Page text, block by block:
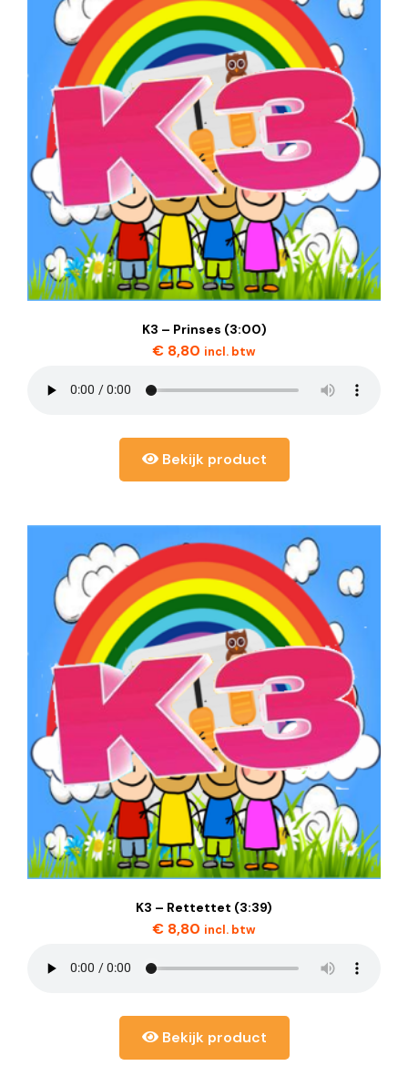
K3 – Prinses (3:00)
€ 8,80 incl. btw
Bekijk product
K3 – Rettettet (3:39)
€ 8,80 incl. btw
Bekijk product